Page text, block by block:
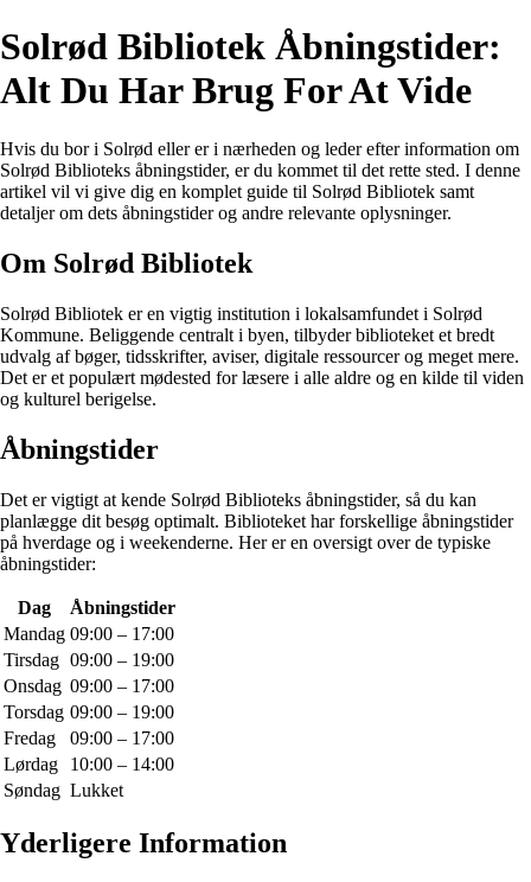
Solrød Bibliotek Åbningstider:
Alt Du Har Brug For At Vide
Hvis du bor i Solrød eller er i nærheden og leder efter information om
Solrød Biblioteks åbningstider, er du kommet til det rette sted. I denne
artikel vil vi give dig en komplet guide til Solrød Bibliotek samt
detaljer om dets åbningstider og andre relevante oplysninger.
Om Solrød Bibliotek
Solrød Bibliotek er en vigtig institution i lokalsamfundet i Solrød
Kommune. Beliggende centralt i byen, tilbyder biblioteket et bredt
udvalg af bøger, tidsskrifter, aviser, digitale ressourcer og meget mere.
Det er et populært mødested for læsere i alle aldre og en kilde til viden
og kulturel berigelse.
Åbningstider
Det er vigtigt at kende Solrød Biblioteks åbningstider, så du kan
planlægge dit besøg optimalt. Biblioteket har forskellige åbningstider
på hverdage og i weekenderne. Her er en oversigt over de typiske
åbningstider:
Dag
Åbningstider
Mandag 09:00 – 17:00
Tirsdag 09:00 – 19:00
Onsdag 09:00 – 17:00
Torsdag 09:00 – 19:00
Fredag
09:00 – 17:00
Lørdag
10:00 – 14:00
Søndag Lukket
Yderligere Information